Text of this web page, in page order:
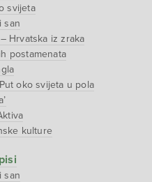
svijeta
san
Hrvatska iz zraka
postamenata
oko svijeta u pola
kulture
san